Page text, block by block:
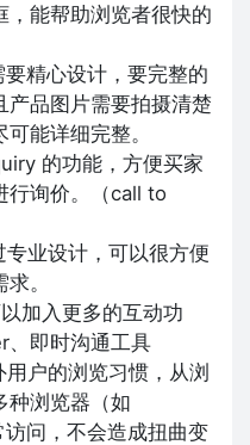
，能帮助浏览者很快的
精心设计，要完整的
产品图片需要拍摄清楚
能详细完整。
的功能，方便买家
行询价。（call to
业设计，可以很方便
。
加入更多的互动功
即时沟通工具
户的浏览习惯，从浏
种浏览器（如
问，不会造成扭曲变